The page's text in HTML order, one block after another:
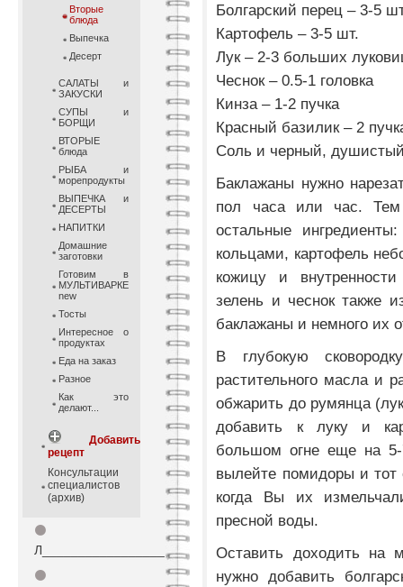
Вторые
блюда
Выпечка
Десерт
САЛАТЫ и
ЗАКУСКИ
СУПЫ и
БОРЩИ
ВТОРЫЕ
блюда
РЫБА и
морепродукты
ВЫПЕЧКА и
ДЕСЕРТЫ
НАПИТКИ
Домашние
заготовки
Готовим в
МУЛЬТИВАРКЕ
new
Тосты
Интересное о
продуктах
Еда на заказ
Разное
Как это
делают...
Добавить
рецепт
Консультации
специалистов
(архив)
⚫
Л_________________
⚫
Болгарский перец – 3-5
Картофель – 3-5 шт.
Лук – 2-3 больших
Чеснок – 0.5-1 головка
Кинза – 1-2 пучка
Красный базилик – 2
Соль и черный,
Баклажаны нужно
пол часа или час. Тем
остальные
кольцами, картофель
кожицу и
зелень и чеснок также
баклажаны и немного их
В глубокую
растительного масла и
обжарить до румянца
добавить к луку и
большом огне еще на
вылейте помидоры и тот
когда Вы их
пресной воды.
Оставить доходить на
нужно добавить